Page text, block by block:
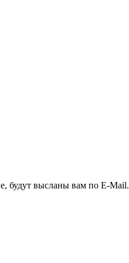
будут высланы вам по E-Mail.